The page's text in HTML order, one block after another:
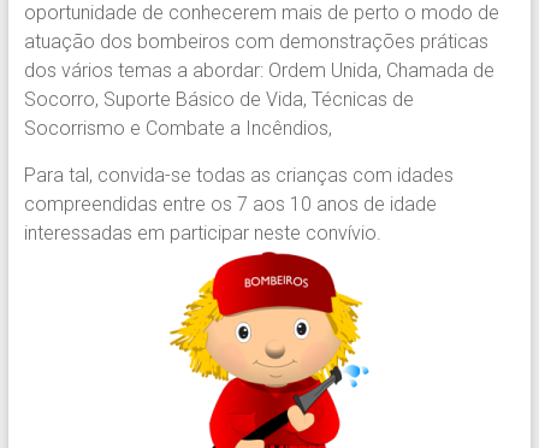
oportunidade de conhecerem mais de perto o modo de
atuação dos bombeiros com demonstrações práticas
dos vários temas a abordar: Ordem Unida, Chamada de
Socorro, Suporte Básico de Vida, Técnicas de
Socorrismo e Combate a Incêndios,
Para tal, convida-se todas as crianças com idades
compreendidas entre os 7 aos 10 anos de idade
interessadas em participar neste convívio.